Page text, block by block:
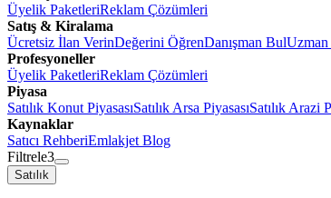
Üyelik PaketleriReklam Çözümleri
Satış & Kiralama
Ücretsiz İlan VerinDeğerini ÖğrenDanışman BulUzman
Profesyoneller
Üyelik PaketleriReklam Çözümleri
Piyasa
Satılık Konut PiyasasıSatılık Arsa PiyasasıSatılık Arazi
Kaynaklar
Satıcı RehberiEmlakjet Blog
Filtrele3
Satılık